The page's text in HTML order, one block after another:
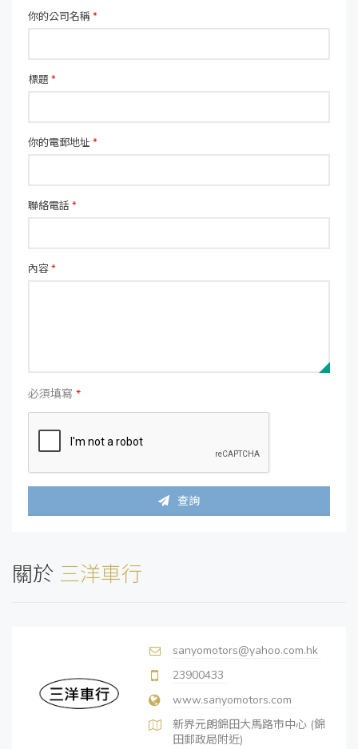
你的公司名稱*
標題 *
你的電郵地址 *
聯絡電話 *
內容*
必須填寫 *
查詢
關於 三洋車行
sanyomotors@yahoo.com.hk
23900433
www.sanyomotors.com
新界元朗錦田大馬路市中心 (錦
田郵政局附近)